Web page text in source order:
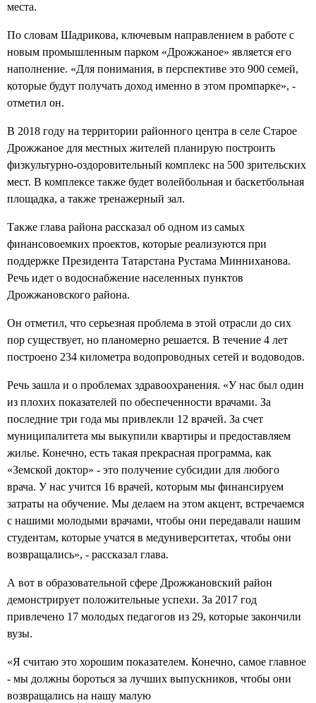
места.
По словам Шадрикова, ключевым направлением в работе с
новым промышленным парком «Дрожжаное» является его
наполнение. «Для понимания, в перспективе это 900 семей,
которые будут получать доход именно в этом промпарке», -
отметил он.
В 2018 году на территории районного центра в селе Старое
Дрожжаное для местных жителей планирую построить
физкультурно-оздоровительный комплекс на 500 зрительских
мест. В комплексе также будет волейбольная и баскетбольная
площадка, а также тренажерный зал.
Также глава района рассказал об одном из самых
финансовоемких проектов, которые реализуются при
поддержке Президента Татарстана Рустама Минниханова.
Речь идет о водоснабжение населенных пунктов
Дрожжановского района.
Он отметил, что серьезная проблема в этой отрасли до сих
пор существует, но планомерно решается. В течение 4 лет
построено 234 километра водопроводных сетей и водоводов.
Речь зашла и о проблемах здравоохранения. «У нас был один
из плохих показателей по обеспеченности врачами. За
последние три года мы привлекли 12 врачей. За счет
муниципалитета мы выкупили квартиры и предоставляем
жилье. Конечно, есть такая прекрасная программа, как
«Земской доктор» - это получение субсидии для любого
врача. У нас учится 16 врачей, которым мы финансируем
затраты на обучение. Мы делаем на этом акцент, встречаемся
с нашими молодыми врачами, чтобы они передавали нашим
студентам, которые учатся в медуниверситетах, чтобы они
возвращались», - рассказал глава.
А вот в образовательной сфере Дрожжановский район
демонстрирует положительные успехи. За 2017 год
привлечено 17 молодых педагогов из 29, которые закончили
вузы.
«Я считаю это хорошим показателем. Конечно, самое главное
- мы должны бороться за лучших выпускников, чтобы они
возвращались на нашу малую